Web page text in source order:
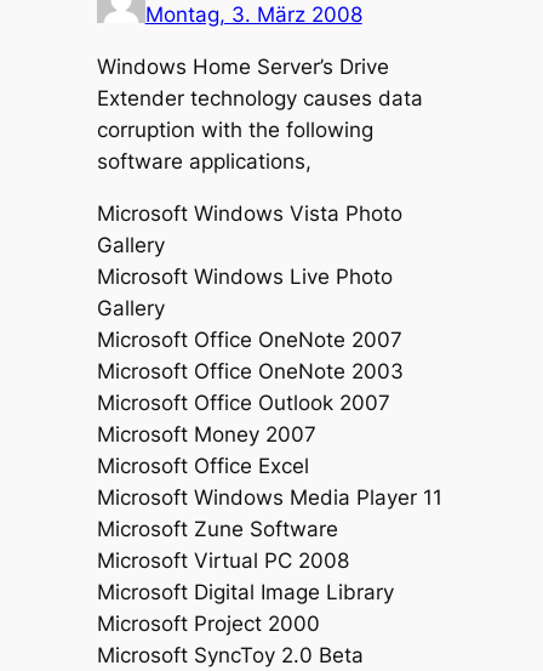
Montag, 3. März 2008
Windows Home Server’s Drive
Extender technology causes data
corruption with the following
software applications,
Microsoft Windows Vista Photo
Gallery
Microsoft Windows Live Photo
Gallery
Microsoft Office OneNote 2007
Microsoft Office OneNote 2003
Microsoft Office Outlook 2007
Microsoft Money 2007
Microsoft Office Excel
Microsoft Windows Media Player 11
Microsoft Zune Software
Microsoft Virtual PC 2008
Microsoft Digital Image Library
Microsoft Project 2000
Microsoft SyncToy 2.0 Beta